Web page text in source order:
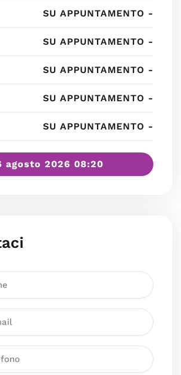
SU APPUNTAMENTO -
SU APPUNTAMENTO -
SU APPUNTAMENTO -
SU APPUNTAMENTO -
SU APPUNTAMENTO -
agosto 2026 08:20